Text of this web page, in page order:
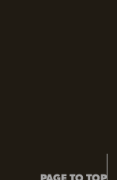
PAGE TO TOP